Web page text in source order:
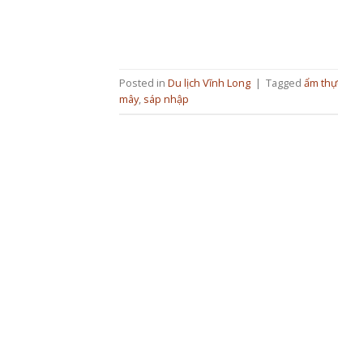
Posted in Du lịch Vĩnh Long | Tagged ẩm
mây, sáp nhập